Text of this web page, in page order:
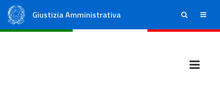
Giustizia Amministrativa ricerca menu